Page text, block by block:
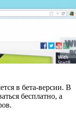
в бета-версии. В
бесплатно, а